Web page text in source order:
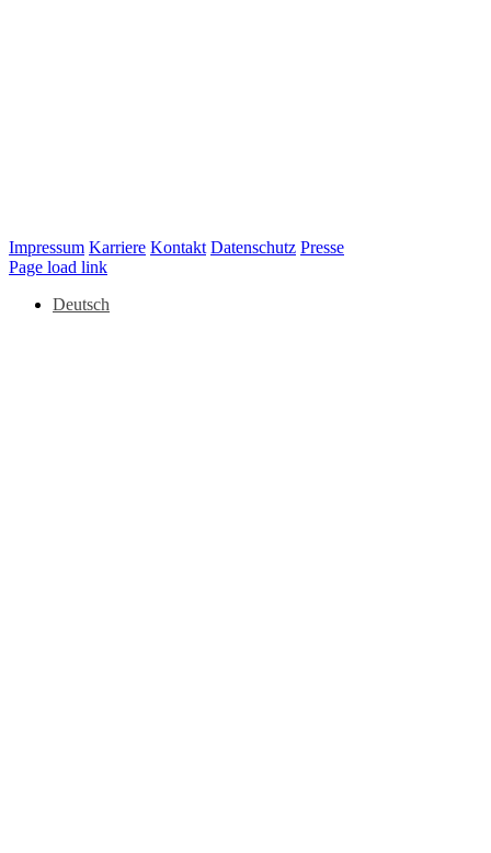
Impressum Karriere Kontakt Datenschutz Presse
LinkedIn
Page load link
Deutsch